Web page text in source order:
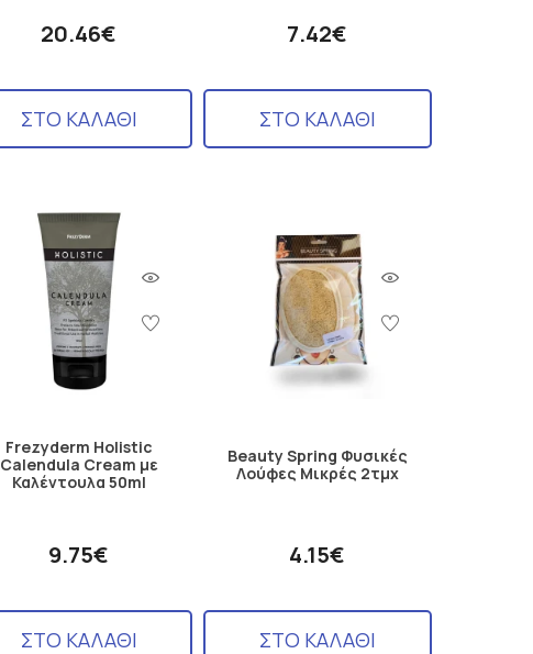
20.46€
ΣΤΟ ΚΑΛΑΘΙ
7.42€
ΣΤΟ ΚΑΛΑΘΙ
Frezyderm Holistic
Calendula Cream με
Καλέντουλα 50ml
9.75€
ΣΤΟ ΚΑΛΑΘΙ
Beauty Spring Φυσικές
Λούφες Μικρές 2τμχ
4.15€
ΣΤΟ ΚΑΛΑΘΙ